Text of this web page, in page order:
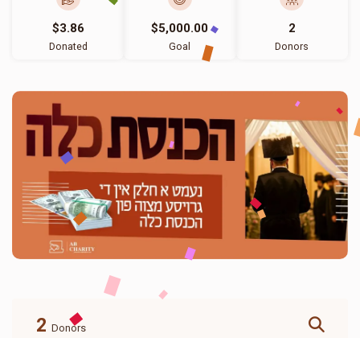
$3.86
Donated
$5,000.00
Goal
2
Donors
2 Donors